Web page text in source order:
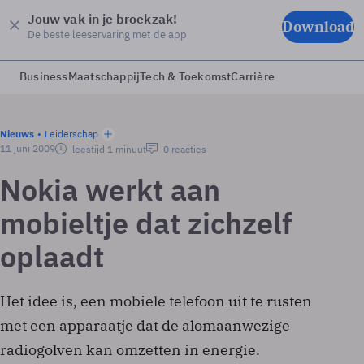
Jouw vak in je broekzak!
De beste leeservaring met de app Download
BusinessMaatschappijTech & ToekomstCarrière
Nieuws
Leiderschap
11 juni 2009
leestijd 1 minuut 0 reacties
Nokia werkt aan
mobieltje dat zichzelf
oplaadt
Het idee is, een mobiele telefoon uit te rusten
met een apparaatje dat de alomaanwezige
radiogolven kan omzetten in energie.